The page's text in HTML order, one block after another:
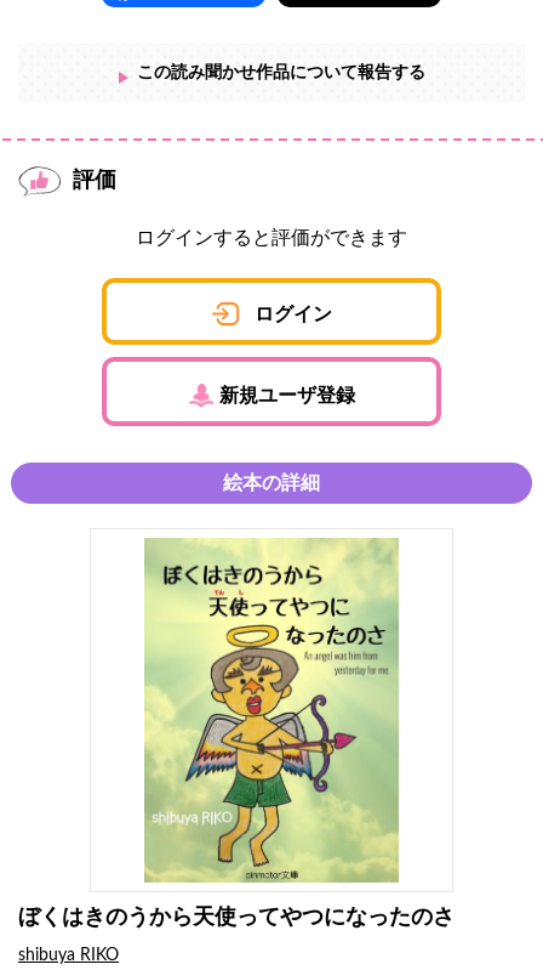
この読み聞かせ作品について報告する
評価
ログインすると評価ができます
ログイン
新規ユーザ登録
絵本の詳細
ぼくはきのうから天使ってやつになったのさ
shibuya RIKO